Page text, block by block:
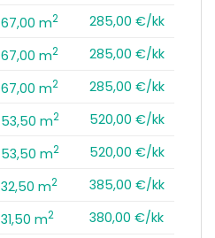
67,00 m2
285,00 €/kk
67,00 m2
285,00 €/kk
67,00 m2
285,00 €/kk
53,50 m2
520,00 €/kk
53,50 m2
520,00 €/kk
32,50 m2
385,00 €/kk
31,50 m2
380,00 €/kk